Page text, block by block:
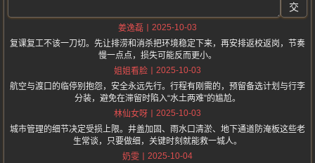
交
姜逸磊
2025-10-03
复课复工不该一刀切。先让排涝和消杀把环境稳定下来，再安排返校返岗，节奏
慢一点点，损失可能反而更小。
姐姐看脸
2025-10-03
航空与渡口的临停别抱怨，安全永远先行。行程有刚需的，预留备选计划与行李
分装，避免在滞留时陷入“水土两难”的尴尬。
林仙女呀
2025-10-03
城市管理的细节决定受损上限。井盖加固、雨水口清淤、地下通道防淹板这些老
生常谈，只要做细，关键时刻就能救一城人。
奶雯
2025-10-04